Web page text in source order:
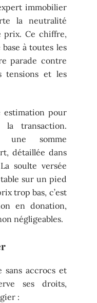
immobilier
la neutralité
prix. Ce chiffre,
à toutes les
parade contre
tensions et les
estimation pour
la transaction.
une somme
détaillée dans
soulte versée
sur un pied
trop bas, c’est
en donation,
négligeables.
sans accrocs et
ses droits,
: